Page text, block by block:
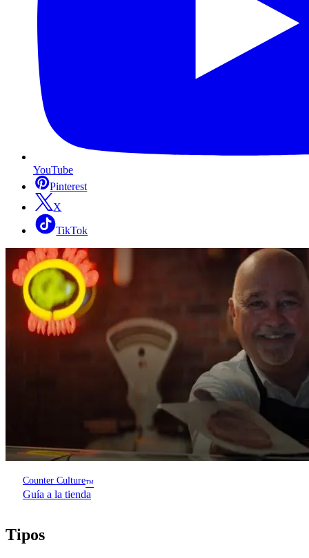
YouTube
Pinterest
X
TikTok
Counter Culture™
Guía a la tienda
Tipos